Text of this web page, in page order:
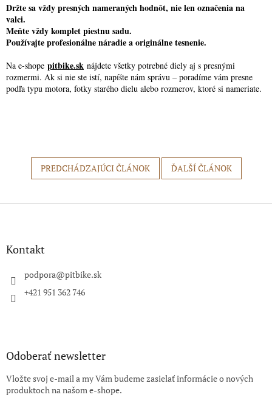
Držte sa vždy presných nameraných hodnôt, nie len označenia na
valci.
Meňte vždy komplet piestnu sadu.
Používajte profesionálne náradie a originálne tesnenie.
Na e-shope pitbike.sk nájdete všetky potrebné diely aj s presnými
rozmermi. Ak si nie ste istí, napíšte nám správu – poradíme vám presne
podľa typu motora, fotky starého dielu alebo rozmerov, ktoré si nameriate.
PREDCHÁDZAJÚCI ČLÁNOK ĎALŠÍ ČLÁNOK
Z
Kontakt
podpora@pitbike.sk
+421 951 362 746
Odoberať newsletter
Vložte svoj e-mail a my Vám budeme zasielať informácie o nových
produktoch na našom e-shope.